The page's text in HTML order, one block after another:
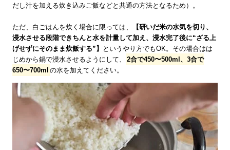
だし汁を加える炊き込みご飯などと共通の方法となるため）。
ただ、白ごはんを炊く場合に限っては、
【研いだ米の水気を切り、
浸水させる段階できちんと水を計量して加え、浸水完了後に“ざる上
げせずにそのまま炊飯する”】
というやり方でもOK。その場合はは
じめから鍋で浸水させるようにして、
2合で450〜500ml、3合で
650〜700ml の水を加えてください。